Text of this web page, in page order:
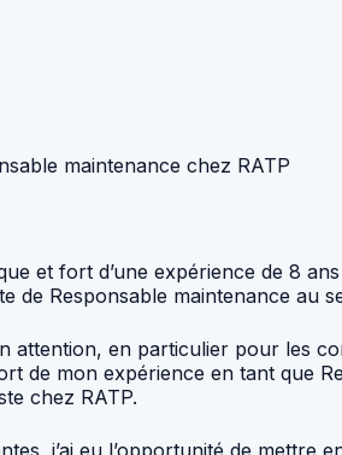
maintenance chez RATP
et fort d’une expérience de 8
de Responsable maintenance au
attention, en particulier pour les
de mon expérience en tant que
chez RATP.
j’ai eu l’opportunité de mettre